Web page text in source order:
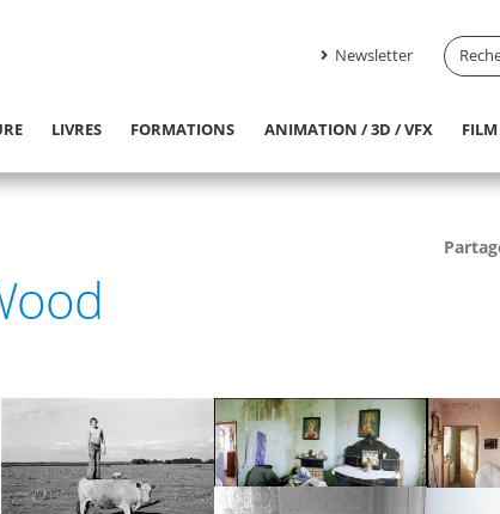
Newsletter
LIVRES FORMATIONS ANIMATION / 3D / VFX